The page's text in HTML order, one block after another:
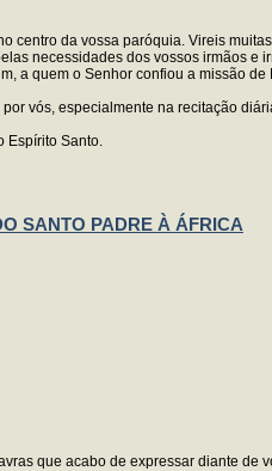
centro da vossa paróquia. Vireis
necessidades dos vossos irmãos e
a quem o Senhor confiou a missão
vós, especialmente na recitação
Espírito Santo.
SANTO PADRE À ÁFRICA
que acabo de expressar diante